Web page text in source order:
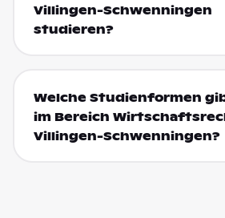
Villingen-Schwenningen
studieren?
Welche Studienformen
im Bereich
Villingen-Schwenningen?